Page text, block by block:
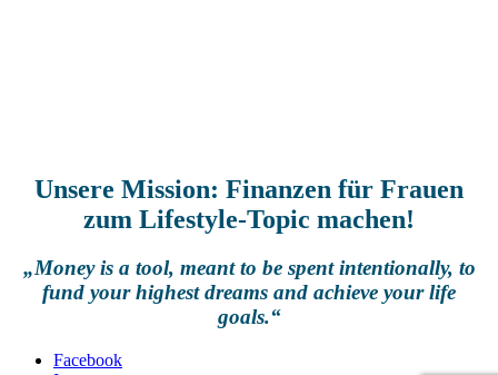
Unsere Mission: Finanzen für Frauen
zum Lifestyle-Topic machen!
„Money is a tool, meant to be spent intentionally, to
fund your highest dreams and achieve your life
goals.“
Facebook